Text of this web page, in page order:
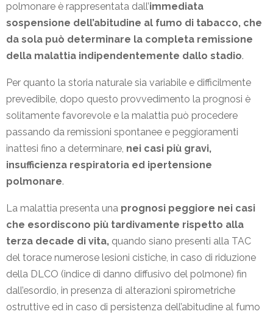
polmonare è rappresentata dall’immediata
sospensione dell’abitudine al fumo di tabacco, che
da sola può determinare la completa remissione
della malattia indipendentemente dallo stadio.
Per quanto la storia naturale sia variabile e difficilmente
prevedibile, dopo questo provvedimento la prognosi è
solitamente favorevole e la malattia può procedere
passando da remissioni spontanee e peggioramenti
inattesi fino a determinare, nei casi più gravi,
insufficienza respiratoria ed ipertensione
polmonare.
La malattia presenta una prognosi peggiore nei casi
che esordiscono più tardivamente rispetto alla
terza decade di vita, quando siano presenti alla TAC
del torace numerose lesioni cistiche, in caso di riduzione
della DLCO (indice di danno diffusivo del polmone) fin
dall’esordio, in presenza di alterazioni spirometriche
ostruttive ed in caso di persistenza dell’abitudine al fumo